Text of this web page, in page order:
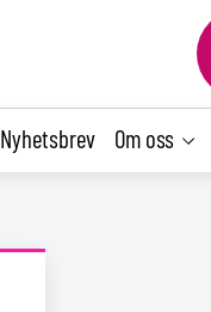
Nyhetsbrev Om oss